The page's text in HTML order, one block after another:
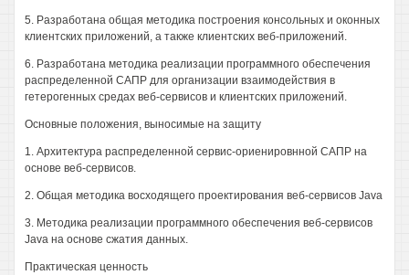
5. Разработана общая методика построения консольных и оконных
клиентских приложений, а также клиентских веб-приложений.
6. Разработана методика реализации программного обеспечения
распределенной САПР для организации взаимодействия в
гетерогенных средах веб-сервисов и клиентских приложений.
Основные положения, выносимые на защиту
1. Архитектура распределенной сервис-ориенировнной САПР на
основе веб-сервисов.
2. Общая методика восходящего проектирования веб-сервисов Java
3. Методика реализации программного обеспечения веб-сервисов
Java на основе сжатия данных.
Практическая ценность